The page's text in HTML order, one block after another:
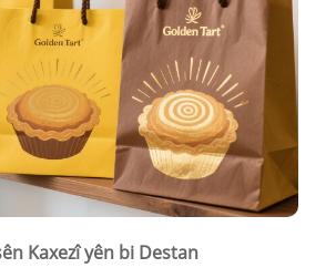
Kaxezî yên bi Destan